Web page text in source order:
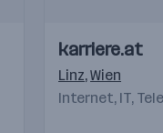
Videos
Einblicke
Einblicke
karriere.at
Linz,Wien
Internet, IT,